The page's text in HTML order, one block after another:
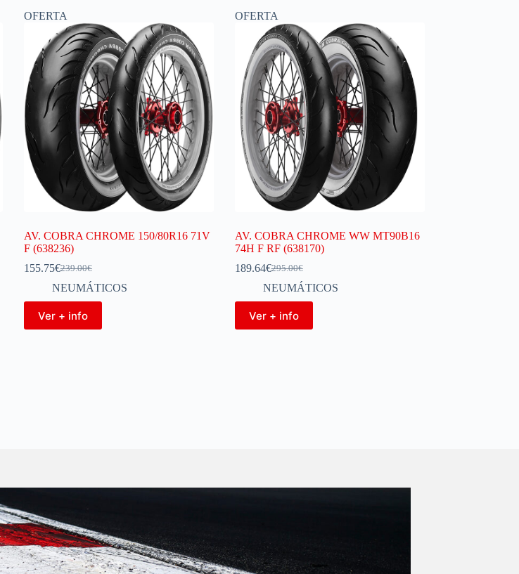
OFERTA
AV. COBRA CHROME 150/80R16 71V
F (638236)
239.00€
155.75€
NEUMÁTICOS
Ver + info
OFERTA
AV. COBRA CHROME WW MT90B16
74H F RF (638170)
295.00€
189.64€
NEUMÁTICOS
Ver + info